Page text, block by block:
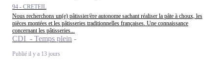
94 - CRETEIL
Nous recherchons un(e) pâtissier/ère autonome sachant réaliser la pâte à choux, les
pièces montées et les pâtisseries traditionnelles françaises. Une connaissance
concernant les pâtisseries...
CDI - Temps plein
Publié il y a 13 jours